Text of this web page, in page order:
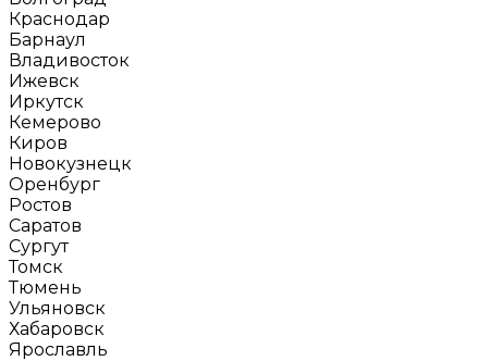
Краснодар
Барнаул
Владивосток
Ижевск
Иркутск
Кемерово
Киров
Новокузнецк
Оренбург
Ростов
Саратов
Сургут
Томск
Тюмень
Ульяновск
Хабаровск
Ярославль